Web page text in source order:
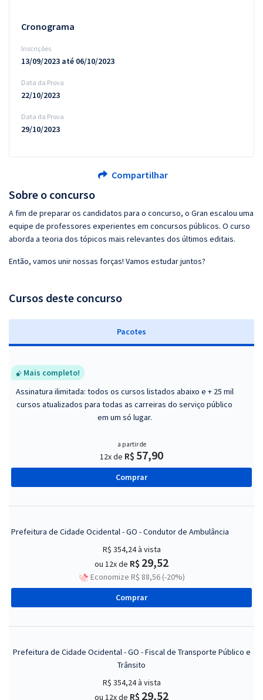
Sobre o concurso
A fim de preparar os candidatos para o concurso, o Gran escalou uma
equipe de professores experientes em concursos públicos. O curso
aborda a teoria dos tópicos mais relevantes dos últimos editais.
Então, vamos unir nossas forças! Vamos estudar juntos?
Cursos deste concurso
Pacotes
Mais completo!
Assinatura ilimitada: todos os cursos listados abaixo e + 25 mil
cursos atualizados para todas as carreiras do serviço público
em um só lugar.
a partir de
12x de R$ 57,90
Comprar
Prefeitura de Cidade Ocidental - GO - Condutor de Ambulância
R$ 354,24à vista
ou 12x de R$ 29,52
Economize R$ 88,56 (-20%)
Comprar
Prefeitura de Cidade Ocidental - GO - Fiscal de Transporte Público e
Trânsito
R$ 354,24à vista
ou 12x de R$ 29,52
Cronograma
Inscrições
13/09/2023 até 06/10/2023
Data da Prova
22/10/2023
Data da Prova
29/10/2023
Compartilhar